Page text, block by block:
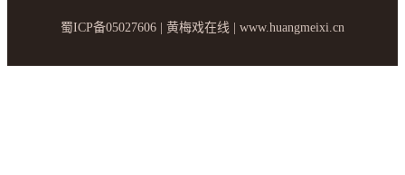
蜀ICP备05027606 | 黄梅戏在线 | www.huangmeixi.cn